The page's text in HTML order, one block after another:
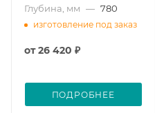
Глубина, мм — 780
изготовление под заказ
от26 420 ₽
ПОДРОБНЕЕ